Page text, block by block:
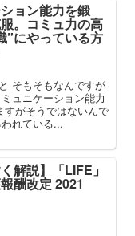
ョン能力を鍛
。コミュ力の高
”にやっている方
そもそもなんですが
ュニケーション能力
すがそうではないんで
れている...
解説】「LIFE」
酬改定 2021